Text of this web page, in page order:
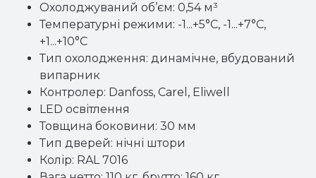
Охолоджуваний об’єм: 0,54 м³
Температурні режими: -1...+5°C, -1...+7°C,
+1...+10°C
Тип охолодження: динамічне, вбудований
випарник
Контролер: Danfoss, Carel, Eliwell
LED освітлення
Товщина боковини: 30 мм
Тип дверей: нічні штори
Колір: RAL 7016